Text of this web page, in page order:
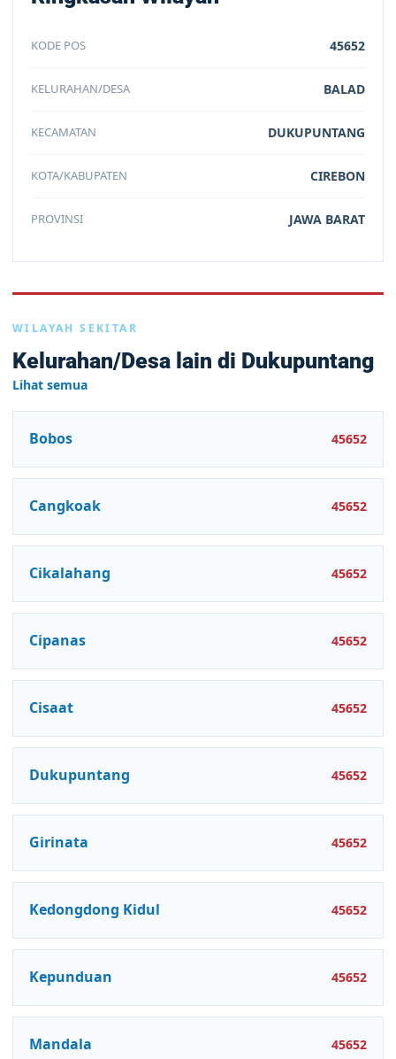
KODE POS 45652
KELURAHAN/DESA BALAD
KECAMATAN DUKUPUNTANG
KOTA/KABUPATEN CIREBON
PROVINSI JAWA BARAT
WILAYAH SEKITAR
Kelurahan/Desa lain di Dukupuntang
Lihat semua
Bobos 45652
Cangkoak 45652
Cikalahang 45652
Cipanas 45652
Cisaat 45652
Dukupuntang 45652
Girinata 45652
Kedongdong Kidul 45652
Kepunduan 45652
Mandala 45652